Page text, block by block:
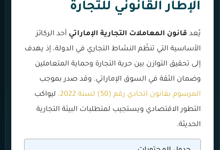
الإطار القانوني للتجارة
يُعد قانون المعاملات التجارية الإماراتي أحد الركائز
الأساسية التي تنظّم النشاط التجاري في الدولة، إذ يهدف
إلى تحقيق التوازن بين حرية التجارة وحماية المتعاملين
وضمان الثقة في السوق الإماراتي. وقد صدر بموجب
المرسوم بقانون اتحادي رقم (50) لسنة 2022،
ليواكب
التطور الاقتصادي ويستجيب لمتطلبات البيئة التجارية
الحديثة.